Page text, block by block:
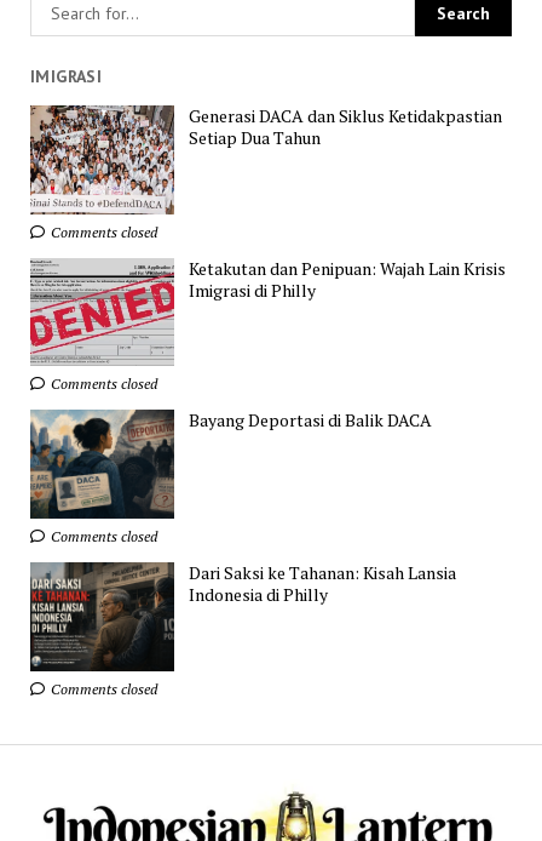
IMIGRASI
Generasi DACA dan Siklus Ketidakpastian
Setiap Dua Tahun
Comments closed
Ketakutan dan Penipuan: Wajah Lain Krisis
Imigrasi di Philly
Comments closed
Bayang Deportasi di Balik DACA
Comments closed
Dari Saksi ke Tahanan: Kisah Lansia
Indonesia di Philly
Comments closed